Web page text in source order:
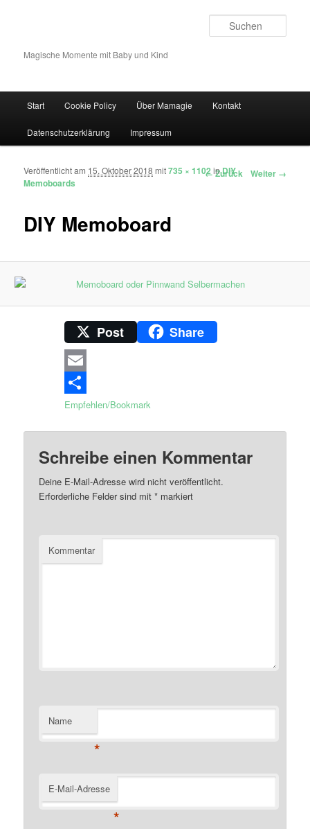
Magische Momente mit Baby und Kind
Zum Inhalt wechseln
Zum sekundären Inhalt wechseln
Start Cookie Policy Über Mamagie Kontakt
Datenschutzerklärung Impressum
Bilder-Navigation ← Zurück Weiter →
DIY Memoboard
Veröffentlicht am 15. Oktober 2018 mit735 × 1102 inDIY
Memoboards
Post Share
Email
Empfehlen/Bookmark
Schreibe einen Kommentar
Deine E-Mail-Adresse wird nicht veröffentlicht.
Erforderliche Felder sind mit* markiert
Kommentar
Name
*
E-Mail-Adresse
*